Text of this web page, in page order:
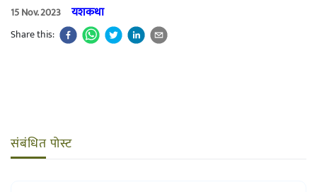
15 Nov. 2023 यशकथा
Share this:
संबंधित पोस्ट